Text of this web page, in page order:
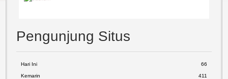
Pengunjung Situs
Hari Ini 66
Kemarin 411